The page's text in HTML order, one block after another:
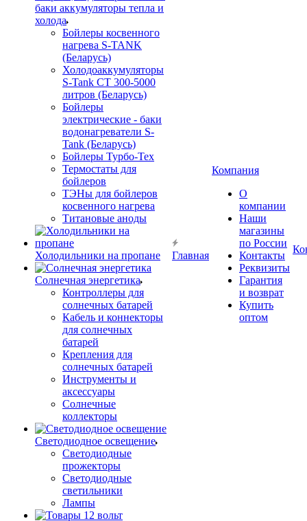
баки аккумуляторы тепла и
холода
Бойлеры косвенного
нагрева S-TANK
(Беларусь)
Холодоаккумуляторы
S-Tank СТ 300-5000
литров (Беларусь)
Бойлеры
электрические - баки
водонагреватели S-
Tank (Беларусь)
Бойлеры Турбо-Тех
Термостаты для
бойлеров
ТЭНы для бойлеров
косвенного нагрева
Титановые аноды
Холодильники на пропане
Солнечная энергетика
Контроллеры для
солнечных батарей
Кабель и коннекторы
для солнечных
батарей
Крепления для
солнечных батарей
Инструменты и
аксессуары
Солнечные
коллекторы
Светодиодное освещение
Светодиодные
прожекторы
Светодиодные
светильники
Лампы
Главная
Компания
О
компании
Наши
магазины
по России
Контакты
Реквизиты
Гарантия
и возврат
Купить
оптом